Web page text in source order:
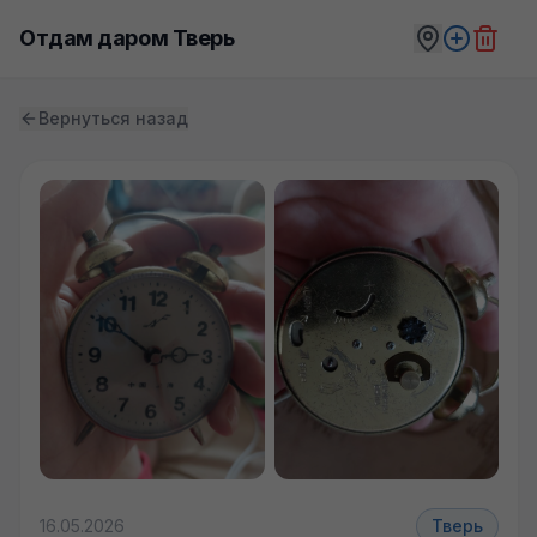
Отдам даром Тверь
Вернуться назад
16.05.2026 Тверь